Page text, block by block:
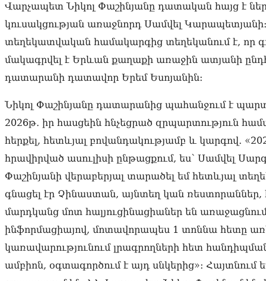
Վարչապետ Նիկոլ Փաշինյանը դատական հայց է
կուսակցության առաջնորդ Սամվել
տեղեկատվական համակարգից տեղեկանում է, որ
մակագրվել է Երևան քաղաքի առաջին ատյանի
դատարանի դատավոր Երեմ Եսոյանին։
Նիկոլ Փաշինյանը դատարանից պահանջում է
2026թ․ իր հասցեին հնչեցրած զրպարտություն
հերքել, հետևյալ բովանդակությամբ և կարգով․
հրավիրված ասուլիսի ընթացքում, ես՝ Սամվել
Փաշինյանի վերաբերյալ տարածել եմ հետևյալ
գնացել էր Չինաստան, այնտեղ կան ռեստորաններ,
մարդկանց մոտ հալյուցինացիաներ են
ինֆորմացիայով, մոտավորապես 1 տոննա հետը
կառավարությունում լրագրողների հետ
ամբիոն, օգտագործում է այդ սնկերից»։ Հայտնում